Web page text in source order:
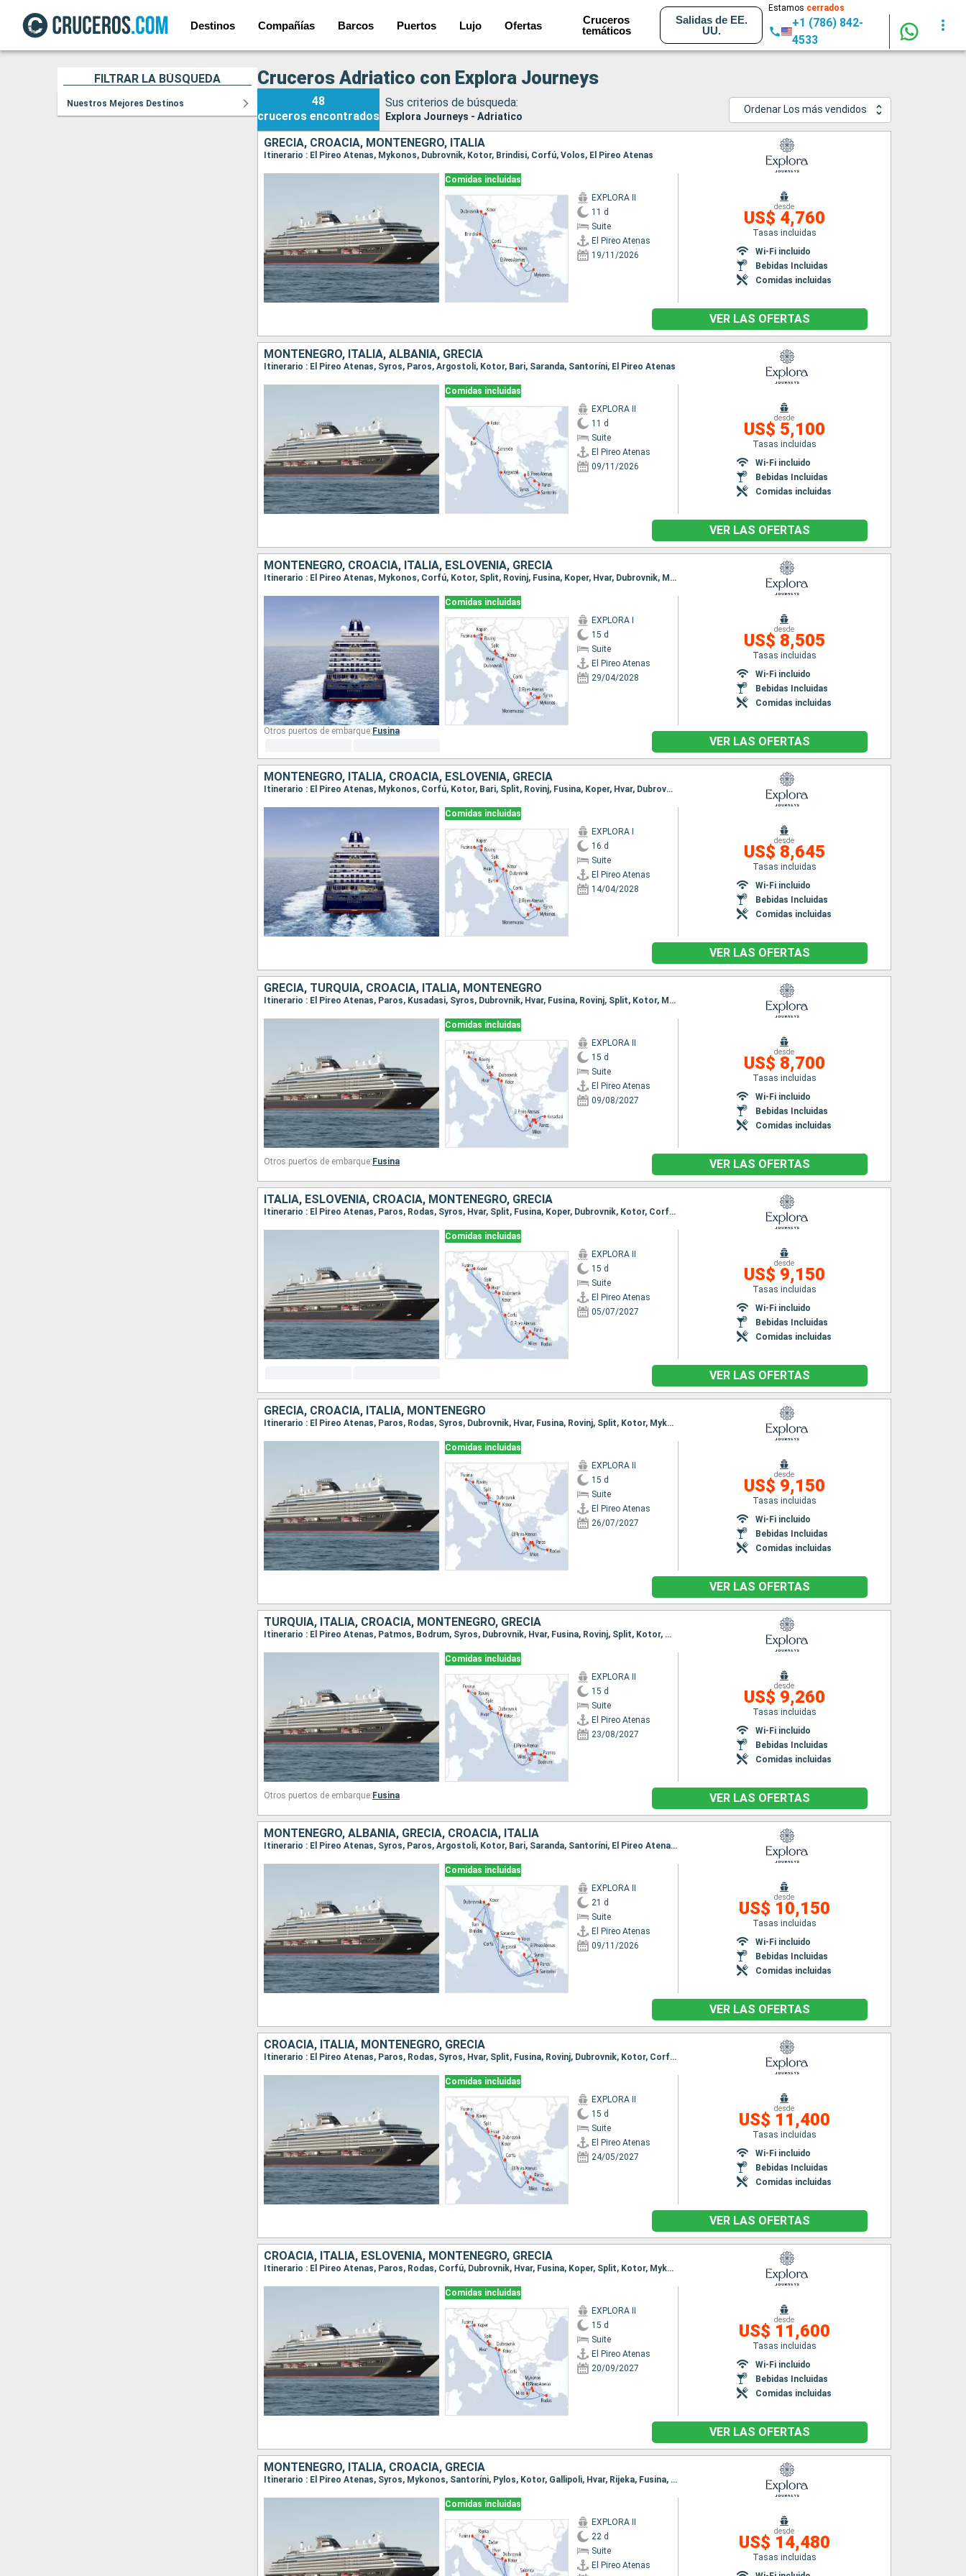
Destinos Compañías Barcos Puertos Lujo Ofertas
Cruceros
temáticos
Salidas de EE.
UU.
Estamos cerrados
+1 (786) 842-
4533
FILTRAR LA BÚSQUEDA
Nuestros Mejores Destinos
Cruceros Adriatico con Explora Journeys
48
cruceros encontrados
Sus criterios de búsqueda:
Explora Journeys - Adriatico
Ordenar Los más vendidos
GRECIA, CROACIA, MONTENEGRO, ITALIA
Itinerario : El Pireo Atenas, Mykonos, Dubrovnik, Kotor, Brindisi, Corfú, Volos, El Pireo Atenas
Comidas incluidas
EXPLORA II
11 d
Suite
El Pireo Atenas
19/11/2026
desde
US$ 4,760
Tasas incluidas
Wi-Fi incluido
Bebidas Incluidas
Comidas incluidas
VER LAS OFERTAS
MONTENEGRO, ITALIA, ALBANIA, GRECIA
Itinerario : El Pireo Atenas, Syros, Paros, Argostoli, Kotor, Bari, Saranda, Santoríni, El Pireo Atenas
Comidas incluidas
EXPLORA II
11 d
Suite
El Pireo Atenas
09/11/2026
desde
US$ 5,100
Tasas incluidas
Wi-Fi incluido
Bebidas Incluidas
Comidas incluidas
VER LAS OFERTAS
MONTENEGRO, CROACIA, ITALIA, ESLOVENIA, GRECIA
Itinerario : El Pireo Atenas, Mykonos, Corfú, Kotor, Split, Rovinj, Fusina, Koper, Hvar, Dubrovnik, Monemvasia, Syros, El Pireo Atenas
Comidas incluidas
EXPLORA I
15 d
Suite
El Pireo Atenas
29/04/2028
desde
US$ 8,505
Tasas incluidas
Wi-Fi incluido
Bebidas Incluidas
Comidas incluidas
Otros puertos de embarque: Fusina
VER LAS OFERTAS
MONTENEGRO, ITALIA, CROACIA, ESLOVENIA, GRECIA
Itinerario : El Pireo Atenas, Mykonos, Corfú, Kotor, Bari, Split, Rovinj, Fusina, Koper, Hvar, Dubrovnik, Monemvasia, Syros, El Pireo Atenas
Comidas incluidas
EXPLORA I
16 d
Suite
El Pireo Atenas
14/04/2028
desde
US$ 8,645
Tasas incluidas
Wi-Fi incluido
Bebidas Incluidas
Comidas incluidas
VER LAS OFERTAS
GRECIA, TURQUÍA, CROACIA, ITALIA, MONTENEGRO
Itinerario : El Pireo Atenas, Paros, Kusadasi, Syros, Dubrovnik, Hvar, Fusina, Rovinj, Split, Kotor, Mykonos, Milos, El Pireo Atenas
Comidas incluidas
EXPLORA II
15 d
Suite
El Pireo Atenas
09/08/2027
desde
US$ 8,700
Tasas incluidas
Wi-Fi incluido
Bebidas Incluidas
Comidas incluidas
Otros puertos de embarque: Fusina VER LAS OFERTAS
ITALIA, ESLOVENIA, CROACIA, MONTENEGRO, GRECIA
Itinerario : El Pireo Atenas, Paros, Rodas, Syros, Hvar, Split, Fusina, Koper, Dubrovnik, Kotor, Corfú, Milos, El Pireo Atenas
Comidas incluidas
EXPLORA II
15 d
Suite
El Pireo Atenas
05/07/2027
desde
US$ 9,150
Tasas incluidas
Wi-Fi incluido
Bebidas Incluidas
Comidas incluidas
VER LAS OFERTAS
GRECIA, CROACIA, ITALIA, MONTENEGRO
Itinerario : El Pireo Atenas, Paros, Rodas, Syros, Dubrovnik, Hvar, Fusina, Rovinj, Split, Kotor, Mykonos, Milos, El Pireo Atenas
Comidas incluidas
EXPLORA II
15 d
Suite
El Pireo Atenas
26/07/2027
desde
US$ 9,150
Tasas incluidas
Wi-Fi incluido
Bebidas Incluidas
Comidas incluidas
VER LAS OFERTAS
TURQUÍA, ITALIA, CROACIA, MONTENEGRO, GRECIA
Itinerario : El Pireo Atenas, Patmos, Bodrum, Syros, Dubrovnik, Hvar, Fusina, Rovinj, Split, Kotor, Mykonos, Milos, El Pireo Atenas
Comidas incluidas
EXPLORA II
15 d
Suite
El Pireo Atenas
23/08/2027
desde
US$ 9,260
Tasas incluidas
Wi-Fi incluido
Bebidas Incluidas
Comidas incluidas
Otros puertos de embarque: Fusina VER LAS OFERTAS
MONTENEGRO, ALBANIA, GRECIA, CROACIA, ITALIA
Itinerario : El Pireo Atenas, Syros, Paros, Argostoli, Kotor, Bari, Saranda, Santoríni, El Pireo Atenas, Mykonos, Dubrovnik, Kotor, Brindisi, Corfú, Volos, El Pireo Atenas
Comidas incluidas
EXPLORA II
21 d
Suite
El Pireo Atenas
09/11/2026
desde
US$ 10,150
Tasas incluidas
Wi-Fi incluido
Bebidas Incluidas
Comidas incluidas
VER LAS OFERTAS
CROACIA, ITALIA, MONTENEGRO, GRECIA
Itinerario : El Pireo Atenas, Paros, Rodas, Syros, Hvar, Split, Fusina, Rovinj, Dubrovnik, Kotor, Corfú, Milos, El Pireo Atenas
Comidas incluidas
EXPLORA II
15 d
Suite
El Pireo Atenas
24/05/2027
desde
US$ 11,400
Tasas incluidas
Wi-Fi incluido
Bebidas Incluidas
Comidas incluidas
VER LAS OFERTAS
CROACIA, ITALIA, ESLOVENIA, MONTENEGRO, GRECIA
Itinerario : El Pireo Atenas, Paros, Rodas, Corfú, Dubrovnik, Hvar, Fusina, Koper, Split, Kotor, Mykonos, Milos, El Pireo Atenas
Comidas incluidas
EXPLORA II
15 d
Suite
El Pireo Atenas
20/09/2027
desde
US$ 11,600
Tasas incluidas
Wi-Fi incluido
Bebidas Incluidas
Comidas incluidas
VER LAS OFERTAS
MONTENEGRO, ITALIA, CROACIA, GRECIA
Itinerario : El Pireo Atenas, Syros, Mykonos, Santoríni, Pylos, Kotor, Gallipoli, Hvar, Rijeka, Fusina, Zadar, Dubrovnik, Corfú, Volos, Salónica, Mykonos, Milos, Nafplio, El Pireo Atenas
Comidas incluidas
EXPLORA II
22 d
Suite
El Pireo Atenas
desde
US$ 14,480
Tasas incluidas